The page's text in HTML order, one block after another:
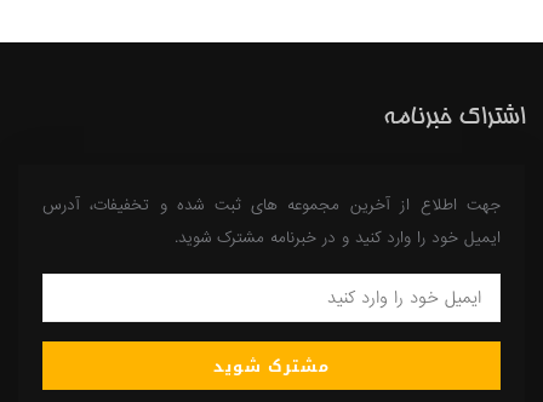
اشتراک خبرنامه
جهت اطلاع از آخرین مجموعه های ثبت شده و تخفیفات، آدرس
ایمیل خود را وارد کنید و در خبرنامه مشترک شوید.
مشترک شوید